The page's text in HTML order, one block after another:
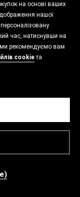
на основі ваших
нашої
час, натиснувши на
рекомендуємо вам
cookieта